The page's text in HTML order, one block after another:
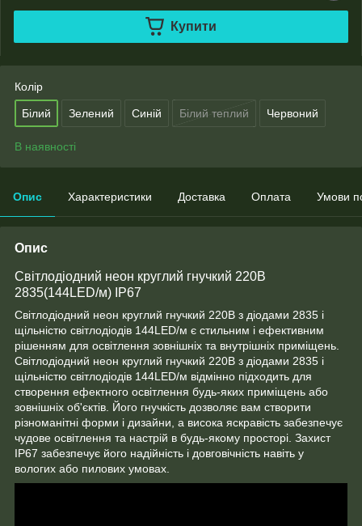
Купити
Колір
Білий Зелений Синій Білий теплий Червоний
В наявності
Опис Характеристики Доставка Оплата Умови
Опис
Світлодіодний неон круглий гнучкий 220В
2835(144LED/м) IP67
Світлодіодний неон круглий гнучкий 220В з діодами 2835 і
щільністю світлодіодів 144LED/м є стильним і ефективним
рішенням для освітлення зовнішніх та внутрішніх приміщень.
Світлодіодний неон круглий гнучкий 220В з діодами 2835 і
щільністю світлодіодів 144LED/м відмінно підходить для
створення ефектного освітлення будь-яких приміщень або
зовнішніх об'єктів. Його гнучкість дозволяє вам створити
різноманітні форми і дизайни, а висока яскравість забезпечує
чудове освітлення та настрій в будь-якому просторі. Захист
IP67 забезпечує його надійність і довговічність навіть у
вологих або пилових умовах.